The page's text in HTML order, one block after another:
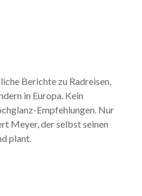
Berichte zu Radreisen,
in Europa. Kein
Empfehlungen. Nur
Meyer, der selbst seinen
plant.